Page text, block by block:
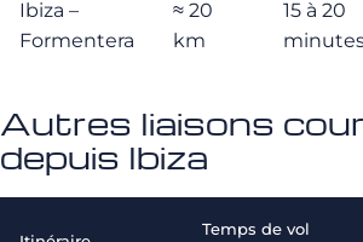
Ibiza –
Formentera
≈ 20
km
15 à 20
Autres liaisons
depuis Ibiza
Temps de vol